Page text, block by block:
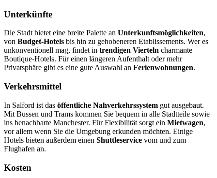
Unterkünfte
Die Stadt bietet eine breite Palette an Unterkunftsmöglichkeiten,
von Budget-Hotels bis hin zu gehobeneren Etablissements. Wer es
unkonventionell mag, findet in trendigen Vierteln charmante
Boutique-Hotels. Für einen längeren Aufenthalt oder mehr
Privatsphäre gibt es eine gute Auswahl an Ferienwohnungen.
Verkehrsmittel
In Salford ist das öffentliche Nahverkehrssystem gut ausgebaut.
Mit Bussen und Trams kommen Sie bequem in alle Stadtteile sowie
ins benachbarte Manchester. Für Flexibilität sorgt ein Mietwagen,
vor allem wenn Sie die Umgebung erkunden möchten. Einige
Hotels bieten außerdem einen Shuttleservice vom und zum
Flughafen an.
Kosten